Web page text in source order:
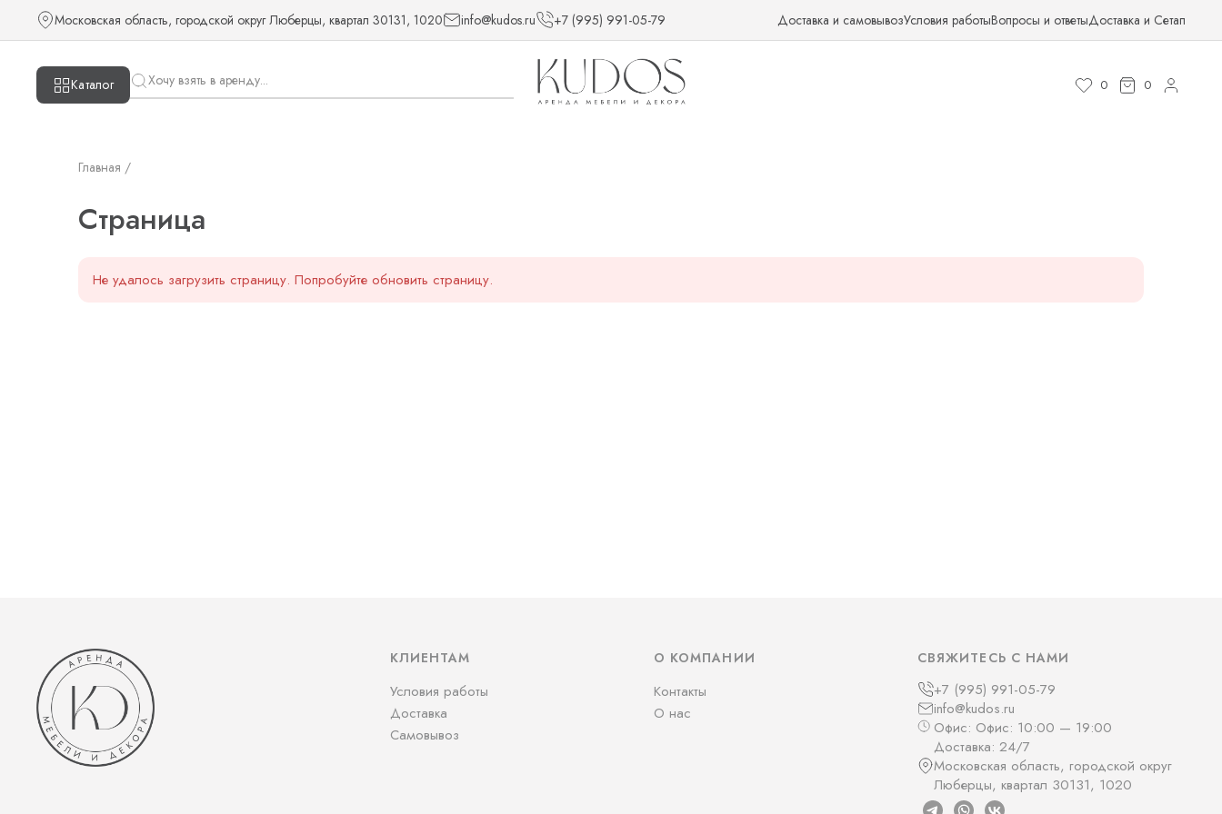
Московская область, городской округ Люберцы, квартал 30131, 1020 info@kudos.ru +7 (995) 991-05-79 Доставка и самовывозУсловия работыВопросы и ответыДоставка и Сетап
Каталог 0 0
Главная /
Страница
Не удалось загрузить страницу. Попробуйте обновить страницу.
КЛИЕНТАМ
Условия работы
Доставка
Самовывоз
О КОМПАНИИ
Контакты
О нас
СВЯЖИТЕСЬ С НАМИ
+7 (995) 991-05-79
info@kudos.ru
Офис: Офис: 10:00 — 19:00
Доставка: 24/7
Московская область, городской округ
Люберцы, квартал 30131, 1020
Страница — KUDOS